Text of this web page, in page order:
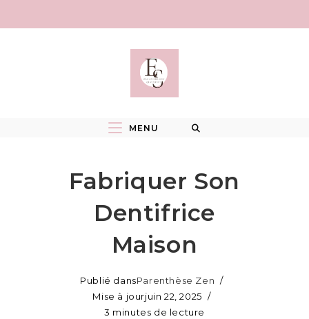
MENU
Fabriquer Son
Dentifrice
Maison
Publié dansParenthèse Zen
Mise à jourjuin 22, 2025
3 minutes de lecture